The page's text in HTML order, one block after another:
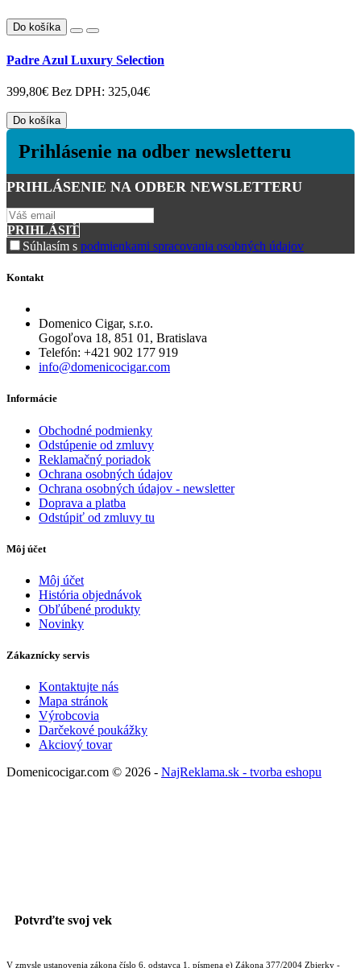
Do košíka
Padre Azul Luxury Selection
399,80€ Bez DPH: 325,04€
Do košíka
Prihlásenie na odber newsletteru
PRIHLÁSENIE NA ODBER NEWSLETTERU
PRIHLÁSIŤ
Súhlasím s podmienkami spracovania osobných údajov
Kontakt
Domenico Cigar, s.r.o.
Gogoľova 18, 851 01, Bratislava
Telefón: +421 902 177 919
info@domenicocigar.com
Informácie
Obchodné podmienky
Odstúpenie od zmluvy
Reklamačný poriadok
Ochrana osobných údajov
Ochrana osobných údajov - newsletter
Doprava a platba
Odstúpiť od zmluvy tu
Môj účet
Môj účet
História objednávok
Obľúbené produkty
Novinky
Zákaznícky servis
Kontaktujte nás
Mapa stránok
Výrobcovia
Darčekové poukážky
Akciový tovar
Domenicocigar.com © 2026 - NajReklama.sk - tvorba eshopu
Potvrďte svoj vek
V zmysle ustanovenia zákona číslo 6, odstavca 1, písmena e) Zákona 377/2004 Zbierky -